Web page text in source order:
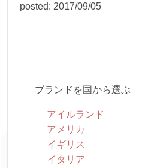
posted: 2017/09/05
ブランドを国から選ぶ
アイルランド
アメリカ
イギリス
イタリア